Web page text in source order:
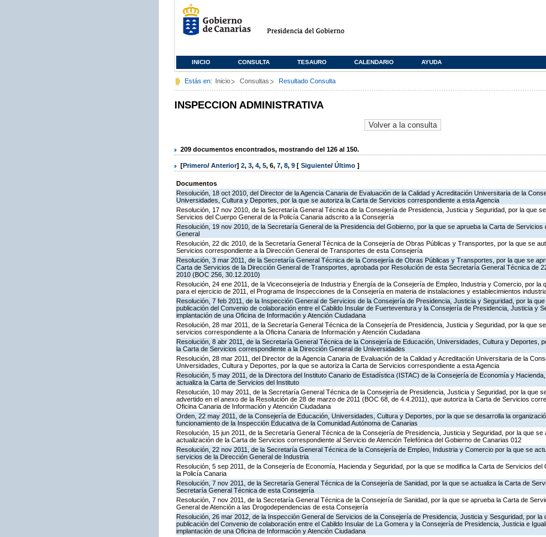
INICIO CONSULTA TESAURO CALENDARIO AYUDA
Estás en: Inicio Consultas Resultado Consulta
INSPECCION ADMINISTRATIVA
209 documentos encontrados, mostrando del 126 al 150.
[Primero/ Anterior] 2, 3, 4, 5, 6, 7, 8, 9 [ Siguiente/ Último ]
Documentos
Resolución, 18 oct 2010, del Director de la Agencia Canaria de Evaluación de la Calidad y Acreditación Universitaria de la
Universidades, Cultura y Deportes, por la que se autoriza la Carta de Servicios correspondiente a esta Agencia
Resolución, 17 nov 2010, de la Secretaría General Técnica de la Consejería de Presidencia, Justicia y Seguridad, por la que
Servicios del Cuerpo General de la Policía Canaria adscrito a la Consejería
Resolución, 19 nov 2010, de la Secretaría General de la Presidencia del Gobierno, por la que se aprueba la Carta de Servicios
General
Resolución, 22 dic 2010, de la Secretaría General Técnica de la Consejería de Obras Públicas y Transportes, por la que se
Servicios correspondiente a la Dirección General de Transportes de esta Consejería
Resolución, 3 mar 2011, de la Secretaría General Técnica de la Consejería de Obras Públicas y Transportes, por la que se
Carta de Servicios de la Dirección General de Transportes, aprobada por Resolución de esta Secretaría General Técnica de
2010 (BOC 256, 30.12.2010)
Resolución, 24 ene 2011, de la Viceconsejería de Industria y Energía de la Consejería de Empleo, Industria y Comercio, por la
para el ejercicio de 2011, el Programa de Inspecciones de la Consejería en materia de instalaciones y establecimientos
Resolución, 7 feb 2011, de la Inspección General de Servicios de la Consejería de Presidencia, Justicia y Seguridad, por la
publicación del Convenio de colaboración entre el Cabildo Insular de Fuerteventura y la Consejería de Presidencia, Justicia y
implantación de una Oficina de Información y Atención Ciudadana
Resolución, 28 mar 2011, de la Secretaría General Técnica de la Consejería de Presidencia, Justicia y Seguridad, por la que
servicios correspondiente a la Oficina Canaria de Información y Atención Ciudadana
Resolución, 8 abr 2011, de la Secretaría General Técnica de la Consejería de Educación, Universidades, Cultura y Deportes,
la Carta de Servicios correspondiente a la Dirección General de Universidades
Resolución, 28 mar 2011, del Director de la Agencia Canaria de Evaluación de la Calidad y Acreditación Universitaria de la
Universidades, Cultura y Deportes, por la que se autoriza la Carta de Servicios correspondiente a esta Agencia
Resolución, 5 may 2011, de la Directora del Instituto Canario de Estadística (ISTAC) de la Consejería de Economía y
actualiza la Carta de Servicios del Instituto
Resolución, 10 may 2011, de la Secretaría General Técnica de la Consejería de Presidencia, Justicia y Seguridad, por la que
advertido en el anexo de la Resolución de 28 de marzo de 2011 (BOC 68, de 4.4.2011), que autoriza la Carta de Servicios
Oficina Canaria de Información y Atención Ciudadana
Orden, 22 may 2011, de la Consejería de Educación, Universidades, Cultura y Deportes, por la que se desarrolla la
funcionamiento de la Inspección Educativa de la Comunidad Autónoma de Canarias
Resolución, 15 jun 2011, de la Secretaría General Técnica de la Consejería de Presidencia, Justicia y Seguridad, por la que se
actualización de la Carta de Servicios correspondiente al Servicio de Atención Telefónica del Gobierno de Canarias 012
Resolución, 22 nov 2011, de la Secretaría General Técnica de la Consejería de Empleo, Industria y Comercio por la que se
servicios de la Dirección General de Industria
Resolución, 5 sep 2011, de la Consejería de Economía, Hacienda y Seguridad, por la que se modifica la Carta de Servicios del
la Policía Canaria
Resolución, 7 nov 2011, de la Secretaría General Técnica de la Consejería de Sanidad, por la que se actualiza la Carta de
Secretaría General Técnica de esta Consejería
Resolución, 7 nov 2011, de la Secretaría General Técnica de la Consejería de Sanidad, por la que se aprueba la Carta de
General de Atención a las Drogodependencias de esta Consejería
Resolución, 26 mar 2012, de la Inspección General de Servicios de la Consejería de Presidencia, Justicia y Sesguridad, por la
publicación del Convenio de colaboración entre el Cabildo Insular de La Gomera y la Consejería de Presidencia, Justicia e
implantación de una Oficina de Información y Atención Ciudadana